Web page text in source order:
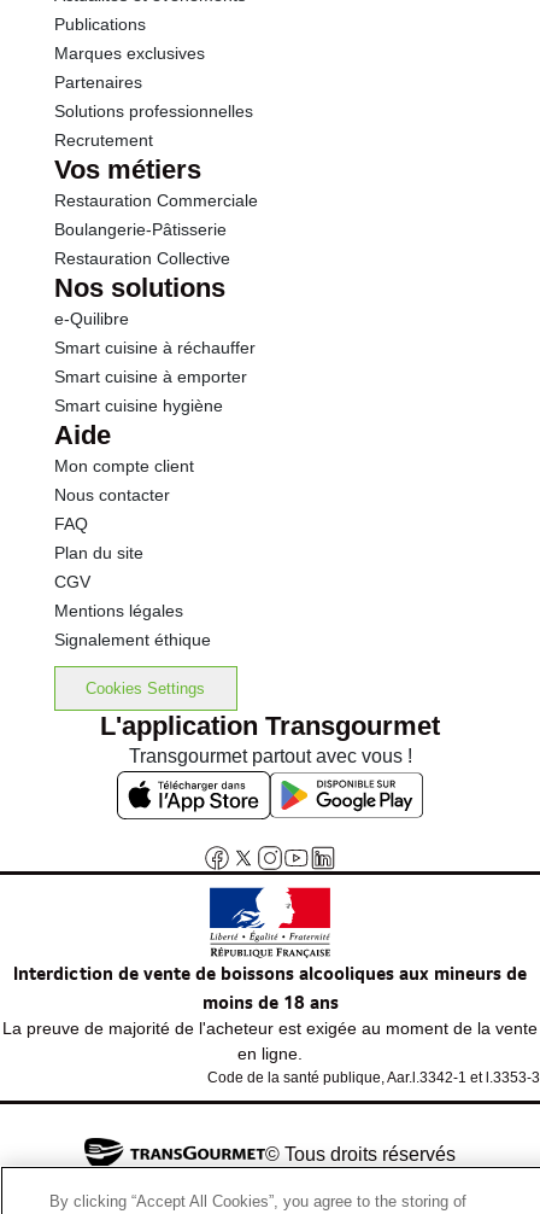
Publications
Marques exclusives
Partenaires
Solutions professionnelles
Recrutement
Vos métiers
Restauration Commerciale
Boulangerie-Pâtisserie
Restauration Collective
Nos solutions
e-Quilibre
Smart cuisine à réchauffer
Smart cuisine à emporter
Smart cuisine hygiène
Aide
Mon compte client
Nous contacter
FAQ
Plan du site
CGV
Mentions légales
Signalement éthique
Cookies Settings
L'application Transgourmet
Transgourmet partout avec vous !
Interdiction de vente de boissons alcooliques aux mineurs de
moins de 18 ans
La preuve de majorité de l'acheteur est exigée au moment de la vente
en ligne.
Code de la santé publique, Aar.l.3342-1 et l.3353-3
© Tous droits réservés
By clicking “Accept All Cookies”, you agree to the storing of